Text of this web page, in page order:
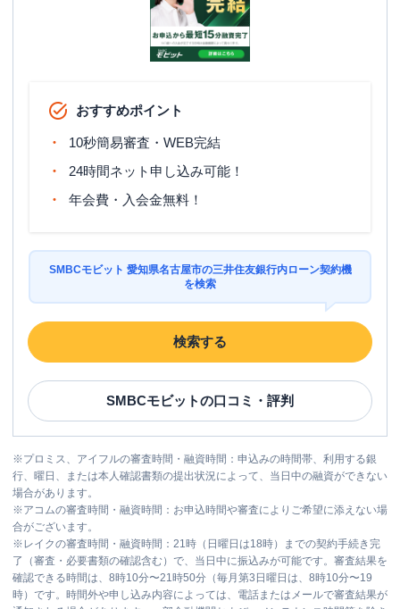
おすすめポイント
10秒簡易審査・WEB完結
24時間ネット申し込み可能！
年会費・入会金無料！
SMBCモビット 愛知県名古屋市の三井住友銀行内ローン契約機
を検索
検索する
SMBCモビットの口コミ・評判
※プロミス、アイフルの審査時間・融資時間：申込みの時間帯、利用する銀
行、曜日、または本人確認書類の提出状況によって、当日中の融資ができない
場合があります。
※アコムの審査時間・融資時間：お申込時間や審査によりご希望に添えない場
合がございます。
※ レイクの審査時間・融資時間：21時（日曜日は18時）までの契約手続き完
了（審査・必要書類の確認含む）で、当日中に振込みが可能です。審査結果を
確認できる時間は、8時10分〜21時50分（毎月第3日曜日は、8時10分〜19
時）です。時間外や申し込み内容によっては、電話またはメールで審査結果が